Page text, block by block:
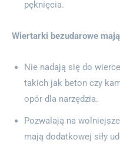
pęknięcia.
Wiertarki bezudarowe
Nie nadają się do
takich jak beton czy
opór dla narzędzia.
Pozwalają na
mają dodatkowej siły